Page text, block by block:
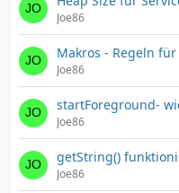
Joe86
Makros - Regeln
Joe86
startForeground-
Joe86
getString()
Joe86